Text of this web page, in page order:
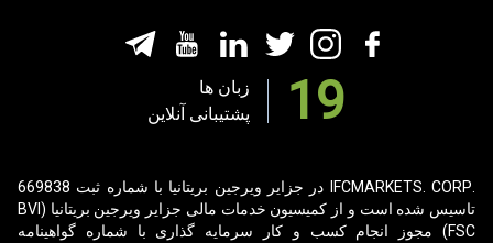
19
زبان ها
پشتیبانی آنلاین
.IFCMARKETS. CORP در جزایر ویرجین بریتانیا با شماره ثبت 669838
تاسیس شده است و از کمیسیون خدمات مالی جزایر ویرجین بریتانیا (BVI
FSC) مجوز انجام کسب و کار سرمایه گذاری با
شماره گواهینامه